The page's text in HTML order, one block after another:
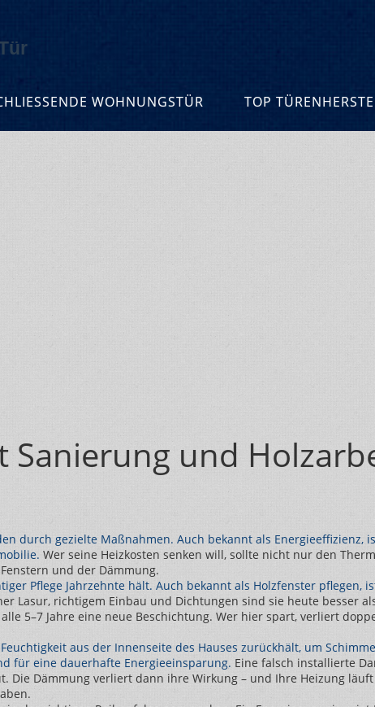
WOHNUNGSTÜR TOP
Sanierung und
durch gezielte Maßnahmen. Auch bekannt als Energieeffizienz,
Wer seine Heizkosten senken will, sollte nicht nur den
und der Dämmung.
Pflege Jahrzehnte hält. Auch bekannt als Holzfenster pflegen,
Lasur, richtigem Einbau und Dichtungen sind sie heute besser
5–7 Jahre eine neue Beschichtung. Wer hier spart, verliert
aus der Innenseite des Hauses zurückhält, um
für eine dauerhafte Energieeinsparung. Eine falsch installierte
Dämmung verliert dann ihre Wirkung – und Ihre Heizung